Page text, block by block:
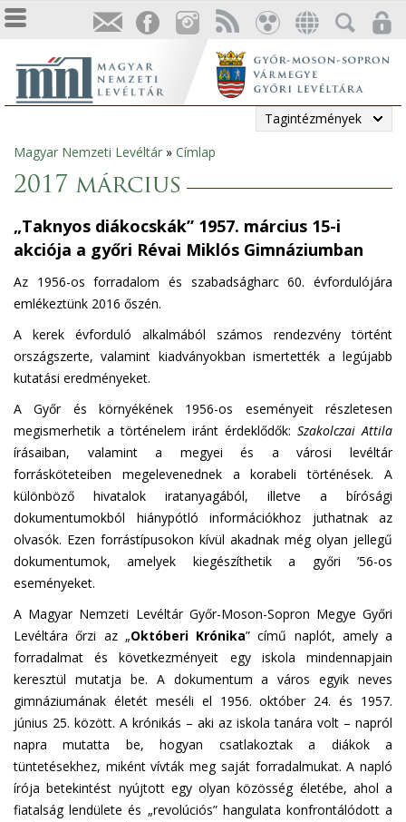
Tagintézmények
Jelenlegi
hely
Magyar Nemzeti Levéltár » Címlap
2017 március
„Taknyos diákocskák” 1957. március 15-i
akciója a győri Révai Miklós Gimnáziumban
Az 1956-os forradalom és szabadságharc 60. évfordulójára
emlékeztünk 2016 őszén.
A kerek évforduló alkalmából számos rendezvény történt
országszerte, valamint kiadványokban ismertették a legújabb
kutatási eredményeket.
A Győr és környékének 1956-os eseményeit részletesen
megismerhetik a történelem iránt érdeklődők: Szakolczai Attila
írásaiban, valamint a megyei és a városi levéltár
forrásköteteiben megelevenednek a korabeli történések. A
különböző hivatalok iratanyagából, illetve a bírósági
dokumentumokból hiánypótló információkhoz juthatnak az
olvasók. Ezen forrástípusokon kívül akadnak még olyan jellegű
dokumentumok, amelyek kiegészíthetik a győri ’56-os
eseményeket.
A Magyar Nemzeti Levéltár Győr-Moson-Sopron Megye Győri
Levéltára őrzi az „Októberi Krónika” című naplót, amely a
forradalmat és következményeit egy iskola mindennapjain
keresztül mutatja be. A dokumentum a város egyik neves
gimnáziumának életét meséli el 1956. október 24. és 1957.
június 25. között. A krónikás – aki az iskola tanára volt – napról
napra mutatta be, hogyan csatlakoztak a diákok a
tüntetésekhez, miként vívták meg saját forradalmukat. A napló
írója betekintést nyújtott egy olyan közösség életébe, ahol a
fiatalság lendülete és „revolúciós” hangulata konfrontálódott a